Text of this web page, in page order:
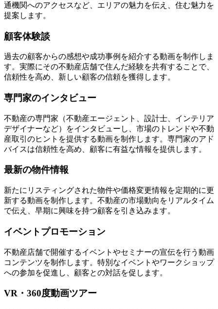
通機関へのアクセスなど、エリアの魅力を伝え、住む魅力を
提案します。
顧客体験談
過去の顧客からの感想や成功事例を紹介する動画を制作しま
す。実際にその不動産店舗で住んだ経験を共有することで、
信頼性を高め、新しい顧客の信頼を獲得します。
専門家のインタビュー
不動産の専門家（不動産エージェント、設計士、インテリア
デザイナーなど）をインタビューし、市場のトレンドや不動
産取引のヒントを提供する動画を制作します。専門家のアド
バイスは信頼性を高め、顧客に有益な情報を提供します。
最新の物件情報
新たにリスティングされた物件や価格変更情報を定期的に更
新する動画を制作します。不動産の市場動向をリアルタイム
で伝え、早期に興味を持つ顧客を引き込みます。
イベントプロモーション
不動産店舗で開催するイベントやセミナーの宣伝を行う動画
コンテンツを制作します。特別なイベントやワークショップ
への参加を促進し、顧客との対話を促します。
VR・360度動画ツアー